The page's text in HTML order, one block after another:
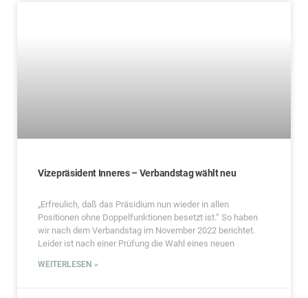
Vizepräsident Inneres – Verbandstag wählt neu
„Erfreulich, daß das Präsidium nun wieder in allen
Positionen ohne Doppelfunktionen besetzt ist.“ So haben
wir nach dem Verbandstag im November 2022 berichtet.
Leider ist nach einer Prüfung die Wahl eines neuen
WEITERLESEN »